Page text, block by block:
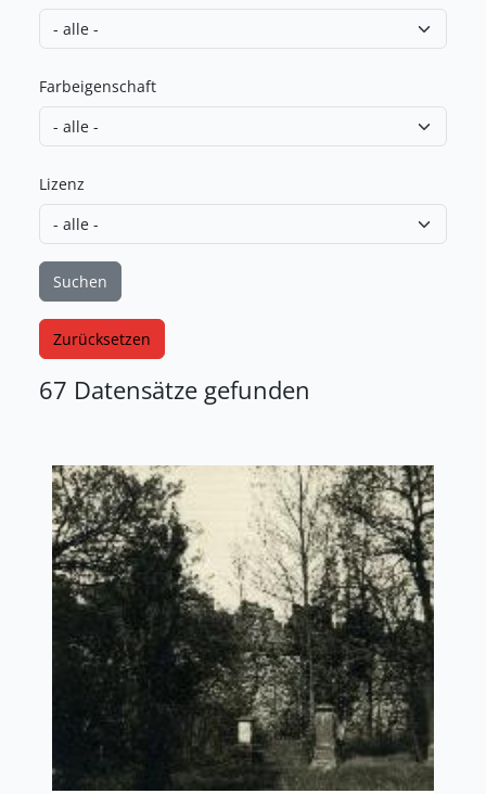
Farbeigenschaft
Lizenz
Suchen
Zurücksetzen
67 Datensätze gefunden